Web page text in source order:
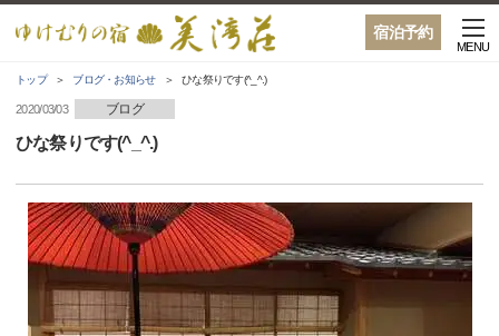
宿泊予約
MENU
トップ ブログ・お知らせ ひな祭りです(^_^.)
2020/03/03 ブログ
ひな祭りです(^_^.)